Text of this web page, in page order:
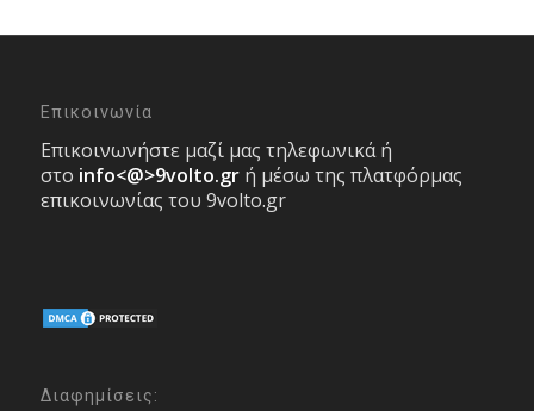
Επικοινωνία
Επικοινωνήστε μαζί μας τηλεφωνικά ή
στο info<@>9volto.gr ή μέσω της πλατφόρμας
επικοινωνίας του 9volto.gr
Διαφημίσεις: